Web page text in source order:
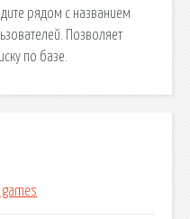
рядом с названием
Позволяет
по базе.